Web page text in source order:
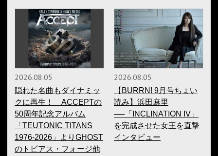
2026.08.05
隠れた名曲もダイナミッ
クに再生！ ACCEPTの
50周年記念アルバム
「TEUTONIC TITANS
1976-2026」よりGHOST
のトビアス・フォージ他
2026.08.05
【BURRN! 9月号ちょい
読み】浜田麻里
──「INCLINATION IV」
を完成させた女王を直撃
インタビュー